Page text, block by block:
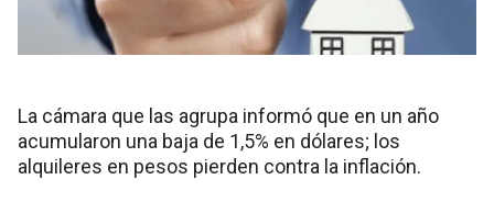
La cámara que las agrupa informó que en un año
acumularon una baja de 1,5% en dólares; los
alquileres en pesos pierden contra la inflación.